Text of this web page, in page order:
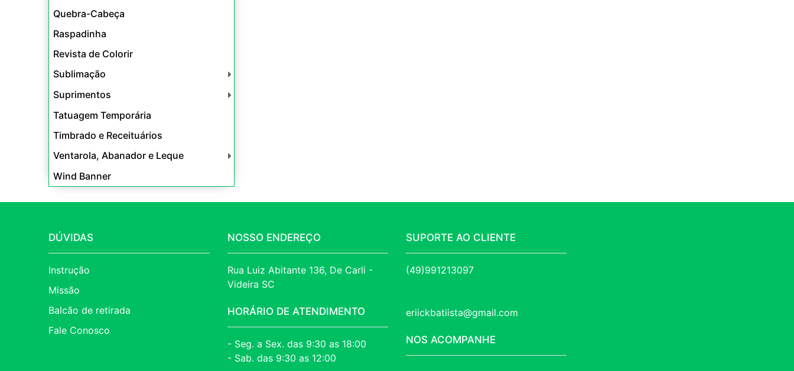
Quebra-Cabeça
Raspadinha
Revista de Colorir
Sublimação
Suprimentos
Tatuagem Temporária
Timbrado e Receituários
Ventarola, Abanador e Leque
Wind Banner
DÚVIDAS
Instrução
Missão
Balcão de retirada
Fale Conosco
NOSSO ENDEREÇO
Rua Luiz Abitante 136, De Carli -
Videira SC
HORÁRIO DE ATENDIMENTO
- Seg. a Sex. das 9:30 as 18:00
- Sab. das 9:30 as 12:00
SUPORTE AO CLIENTE
(49)991213097
eriickbatiista@gmail.com
NOS ACOMPANHE